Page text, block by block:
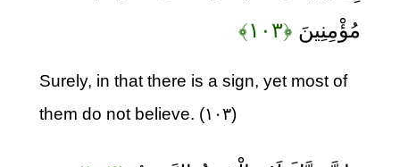
مُؤْمِنِينَ ﴿۱۰۳﴾
Surely, in that there is a sign, yet most of
them do not believe. (۱۰۳)